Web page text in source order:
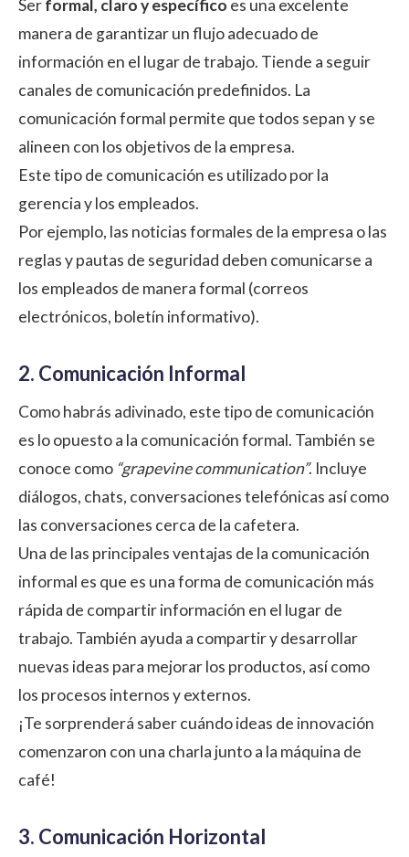
Serformal, claro y específico es una excelente
manera de garantizar un flujo adecuado de
información en el lugar de trabajo. Tiende a seguir
canales de comunicación predefinidos. La
comunicación formal permite que todos sepan y se
alineen con los objetivos de la empresa.
Este tipo de comunicación es utilizado por la
gerencia y los empleados.
Por ejemplo, las noticias formales de la empresa o las
reglas y pautas de seguridad deben comunicarse a
los empleados de manera formal (correos
electrónicos, boletín informativo).
2. Comunicación Informal
Como habrás adivinado, este tipo de comunicación
es lo opuesto a la comunicación formal. También se
conoce como “grapevine communication”. Incluye
diálogos, chats, conversaciones telefónicas así como
las conversaciones cerca de la cafetera.
Una de las principales ventajas de la comunicación
informal es que es una forma de comunicación más
rápida de compartir información en el lugar de
trabajo. También ayuda a compartir y desarrollar
nuevas ideas para mejorar los productos, así como
los procesos internos y externos.
¡Te sorprenderá saber cuándo ideas de innovación
comenzaron con una charla junto a la máquina de
café!
3. Comunicación Horizontal